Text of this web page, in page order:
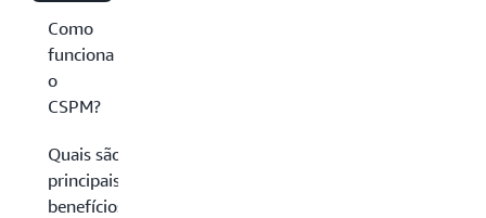
Como
funciona
o
CSPM?
Quais são os
principais
benefícios do